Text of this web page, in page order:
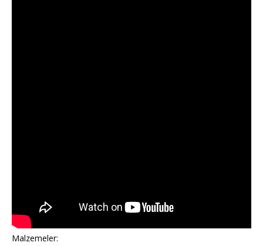
Malzemeler: